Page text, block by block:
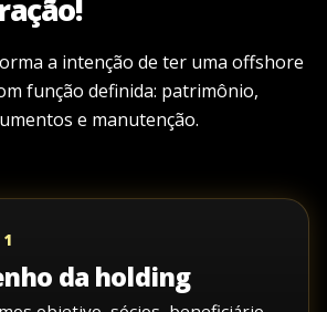
a intenção de ter uma offshore
função definida: patrimônio,
e manutenção.
da holding